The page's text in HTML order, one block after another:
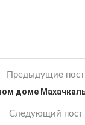
Предыдущие пост
доме
Следующий пост